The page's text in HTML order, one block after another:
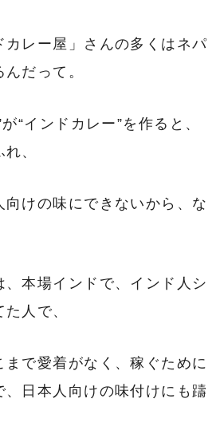
カレー屋」さんの多くはネパ
だって。
“インドカレー”を作ると、
、
けの味にできないから、な
、本場インドで、インド人シ
人で、
まで愛着がなく、稼ぐために
、日本人向けの味付けにも躊